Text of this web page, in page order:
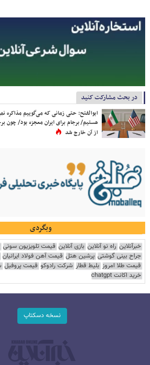
در بحث مشارکت کنید
ابوالفتح: حتی زمانی که می‌گوییم مذاکره
هستیم/ برجام برای ایران معجزه بود/ چون
از آن خارج شد
وبگردی
خبرآنلاین راه نو آنلاین بازی آنلاین قیمت تلویزیون سونی
جراح بینی گوشتی پرشین هتل قیمت آهن فولاد ایرانیان
قیمت طلا امروز بلیط قطار شرکت رادوکو قیمت پروفیل
خرید اکانت chatgpt
نسخه دسکتاپ